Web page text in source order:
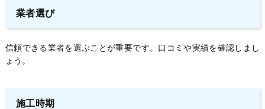
業者選び
信頼できる業者を選ぶことが重要です。口コミや実績を確認しまし
ょう。
施工時期